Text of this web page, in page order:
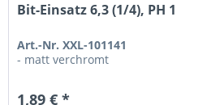
Bit-Einsatz 6,3 (1/4), PH 1
Art.-Nr. XXL-101141
- matt verchromt
1,89 € *